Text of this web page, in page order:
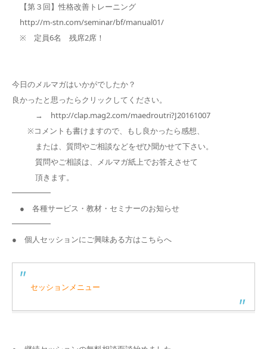
【第３回】性格改善トレーニング
http://m-stn.com/seminar/bf/manual01/
※ 定員6名 残席2席！
今日のメルマガはいかがでしたか？
良かったと思ったらクリックしてください。
→ http://clap.mag2.com/maedroutri?J20161007
※コメントも書けますので、もし良かったら感想、
または、質問やご相談などをぜひ聞かせて下さい。
質問やご相談は、メルマガ紙上でお答えさせて
頂きます。
━━━━━
● 各種サービス・教材・セミナーのお知らせ
━━━━━
● 個人セッションにご興味ある方はこちらへ
セッションメニュー